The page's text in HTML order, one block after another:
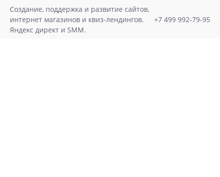
Skip
content
Создание, поддержка и развитие сайтов,
интернет магазинов и квиз-лендингов.
Яндекс директ и SMM.
+7 499 992-79-95